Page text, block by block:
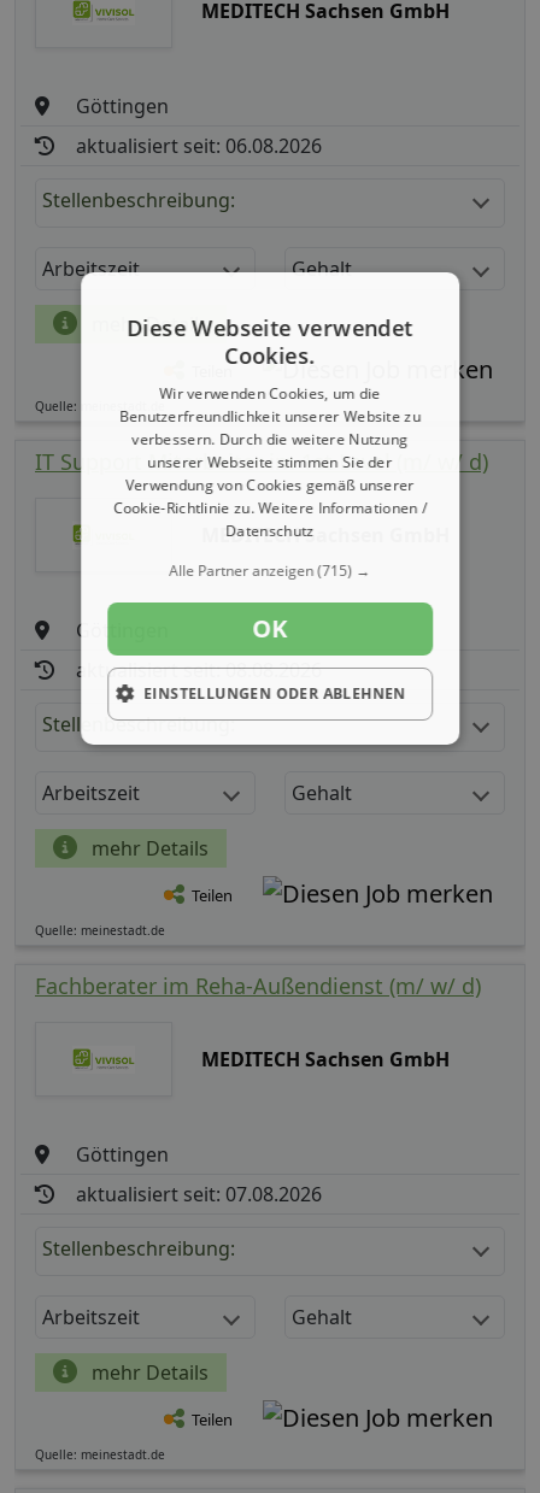
MEDITECH Sachsen GmbH
Göttingen
aktualisiert seit: 06.08.2026
Stellenbeschreibung:
Arbeitszeit Gehalt
mehr Details
Quelle: meinestadt.de
IT Support Mitarbeiter im 1st Level (m/ w/ d)
MEDITECH Sachsen GmbH
Göttingen
aktualisiert seit: 08.08.2026
Stellenbeschreibung:
Arbeitszeit Gehalt
mehr Details
Teilen
Quelle: meinestadt.de
Fachberater im Reha-Außendienst (m/ w/ d)
MEDITECH Sachsen GmbH
Göttingen
aktualisiert seit: 07.08.2026
Stellenbeschreibung:
Arbeitszeit Gehalt
mehr Details
Teilen
Quelle: meinestadt.de
Diese Webseite verwendet
Cookies.
Wir verwenden Cookies, um die
Benutzerfreundlichkeit unserer Website zu
verbessern. Durch die weitere Nutzung
unserer Webseite stimmen Sie der
Verwendung von Cookies gemäß unserer
Cookie-Richtlinie zu.Weitere Informationen /
Datenschutz
Alle Partner anzeigen(715) →
OK
EINSTELLUNGEN ODER ABLEHNEN